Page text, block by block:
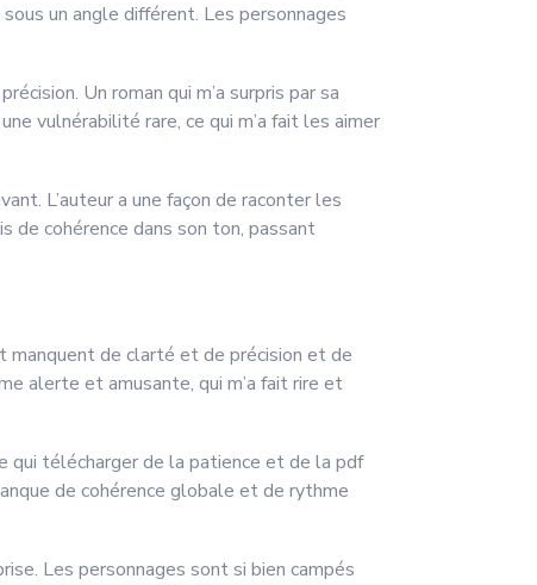
un angle différent. Les personnages
Un roman qui m’a surpris par sa
vulnérabilité rare, ce qui m’a fait les aimer
L’auteur a une façon de raconter les
de cohérence dans son ton, passant
de clarté et de précision et de
alerte et amusante, qui m’a fait rire et
qui télécharger de la patience et de la pdf
de cohérence globale et de rythme
Les personnages sont si bien campés